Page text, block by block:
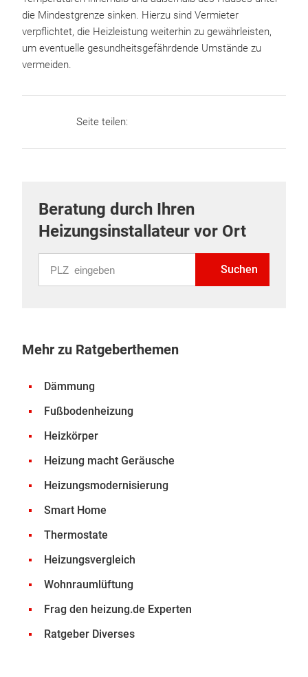
die Mindestgrenze sinken. Hierzu sind Vermieter
verpflichtet, die Heizleistung weiterhin zu gewährleisten,
um eventuelle gesundheitsgefährdende Umstände zu
vermeiden.
Seite teilen:
Beratung durch Ihren
Heizungsinstallateur vor Ort
Suchen
Mehr zu Ratgeberthemen
Dämmung
Fußbodenheizung
Heizkörper
Heizung macht Geräusche
Heizungsmodernisierung
Smart Home
Thermostate
Heizungsvergleich
Wohnraumlüftung
Frag den heizung.de Experten
Ratgeber Diverses